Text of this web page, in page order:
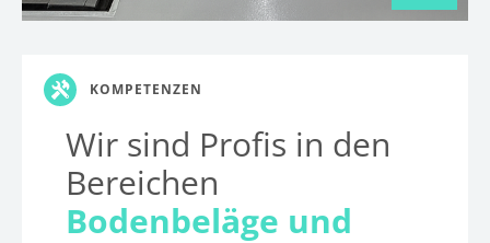
KOMPETENZEN
Wir sind Profis in den
Bereichen
Bodenbeläge und